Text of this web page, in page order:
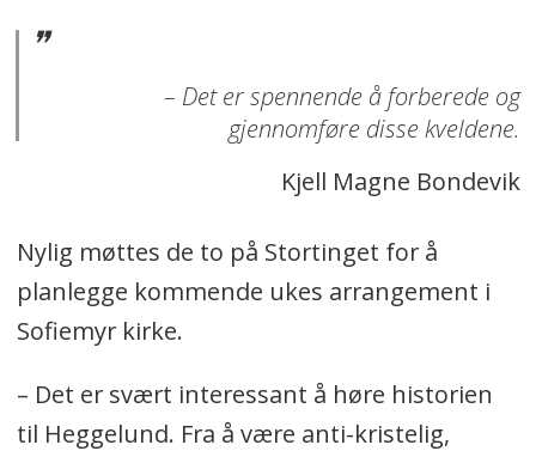
– Det er spennende å forberede og
gjennomføre disse kveldene.
Kjell Magne Bondevik
Nylig møttes de to på Stortinget for å
planlegge kommende ukes arrangement i
Sofiemyr kirke.
– Det er svært interessant å høre historien
til Heggelund. Fra å være anti-kristelig,